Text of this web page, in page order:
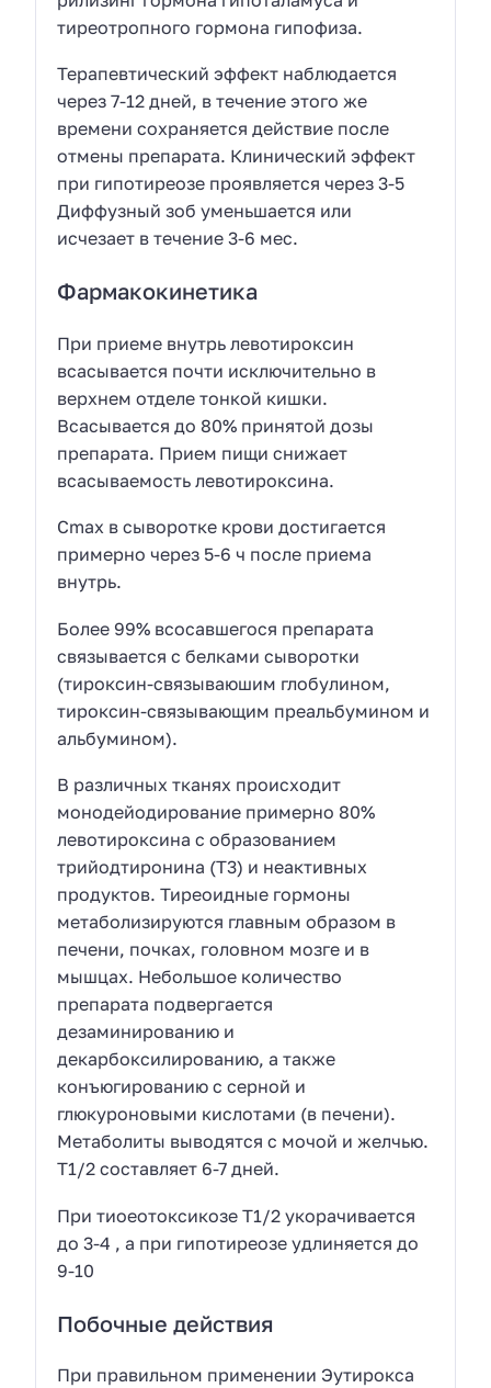
тиреотропного гормона гипофиза.
Терапевтический эффект наблюдается
через 7-12 дней, в течение этого же
времени сохраняется действие после
отмены препарата. Клинический эффект
при гипотиреозе проявляется через 3-5
Диффузный зоб уменьшается или
исчезает в течение 3-6 мес.
Фармакокинетика
При приеме внутрь левотироксин
всасывается почти исключительно в
верхнем отделе тонкой кишки.
Всасывается до 80% принятой дозы
препарата. Прием пищи снижает
всасываемость левотироксина.
Cmax в сыворотке крови достигается
примерно через 5-6 ч после приема
внутрь.
Более 99% всосавшегося препарата
связывается с белками сыворотки
(тироксин-связываюшим глобулином,
тироксин-связывающим преальбумином и
альбумином).
В различных тканях происходит
монодейодирование примерно 80%
левотироксина с образованием
трийодтиронина (Т3) и неактивных
продуктов. Тиреоидные гормоны
метаболизируются главным образом в
печени, почках, головном мозге и в
мышцах. Небольшое количество
препарата подвергается
дезаминированию и
декарбоксилированию, а также
конъюгированию с серной и
глюкуроновыми кислотами (в печени).
Метаболиты выводятся с мочой и желчью.
T1/2 составляет 6-7 дней.
При тиоеотоксикозе T1/2 укорачивается
до 3-4 , а при гипотиреозе удлиняется до
9-10
Побочные действия
При правильном применении Эутирокса